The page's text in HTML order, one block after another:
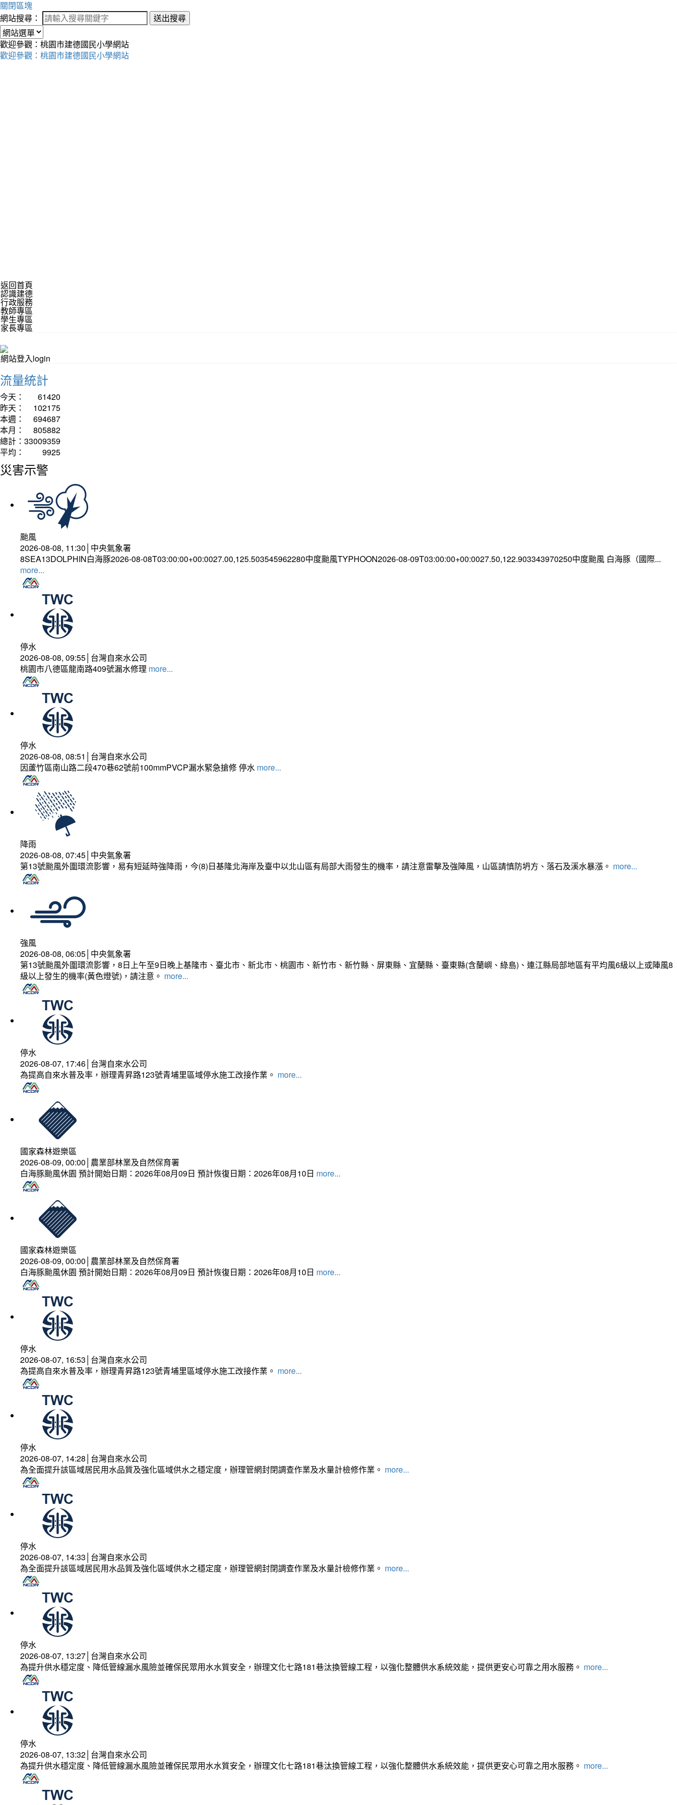
關閉區塊
網站搜尋：
送出搜尋
歡迎參觀：桃園市建德國民小學網站
歡迎參觀：桃園市建德國民小學網站
返回首頁
認識建德
行政服務
教師專區
學生專區
家長專區
網站登入login
流量統計
今天：
61420
昨天：
102175
本週：
694687
本月：
805882
總計： 33009359
平均：
9925
災害示警
颱風
2026-08-08, 11:30│中央氣象署
8SEA13DOLPHIN白海豚2026-08-08T03:00:00+00:0027.00,125.503545962280中度颱風TYPHOON2026-08-09T03:00:00+00:0027.50,122.903343970250中度颱風 白海豚（國際...
more...
停水
2026-08-08, 09:55│台灣自來水公司
桃園市八德區龍南路409號漏水修理 more...
停水
2026-08-08, 08:51│台灣自來水公司
因蘆竹區南山路二段470巷62號前100mmPVCP漏水緊急搶修 停水 more...
降雨
2026-08-08, 07:45│中央氣象署
第13號颱風外圍環流影響，易有短延時強降雨，今(8)日基隆北海岸及臺中以北山區有局部大雨發生的機率，請注意雷擊及強陣風，山區請慎防坍方、落石及溪水暴漲。 more...
強風
2026-08-08, 06:05│中央氣象署
第13號颱風外圍環流影響，8日上午至9日晚上基隆市、臺北市、新北市、桃園市、新竹市、新竹縣、屏東縣、宜蘭縣、臺東縣(含蘭嶼、綠島)、連江縣局部地區有平均風6級以上或陣風8
級以上發生的機率(黃色燈號)，請注意。 more...
停水
2026-08-07, 17:46│台灣自來水公司
為提高自來水普及率，辦理青昇路123號青埔里區域停水施工改接作業。 more...
國家森林遊樂區
2026-08-09, 00:00│農業部林業及自然保育署
白海豚颱風休園 預計開始日期：2026年08月09日 預計恢復日期：2026年08月10日 more...
國家森林遊樂區
2026-08-09, 00:00│農業部林業及自然保育署
白海豚颱風休園 預計開始日期：2026年08月09日 預計恢復日期：2026年08月10日 more...
停水
2026-08-07, 16:53│台灣自來水公司
為提高自來水普及率，辦理青昇路123號青埔里區域停水施工改接作業。 more...
停水
2026-08-07, 14:28│台灣自來水公司
為全面提升該區域居民用水品質及強化區域供水之穩定度，辦理管網封閉調查作業及水量計檢修作業。 more...
停水
2026-08-07, 14:33│台灣自來水公司
為全面提升該區域居民用水品質及強化區域供水之穩定度，辦理管網封閉調查作業及水量計檢修作業。 more...
停水
2026-08-07, 13:27│台灣自來水公司
為提升供水穩定度、降低管線漏水風險並確保民眾用水水質安全，辦理文化七路181巷汰換管線工程，以強化整體供水系統效能，提供更安心可靠之用水服務。 more...
停水
2026-08-07, 13:32│台灣自來水公司
為提升供水穩定度、降低管線漏水風險並確保民眾用水水質安全，辦理文化七路181巷汰換管線工程，以強化整體供水系統效能，提供更安心可靠之用水服務。 more...